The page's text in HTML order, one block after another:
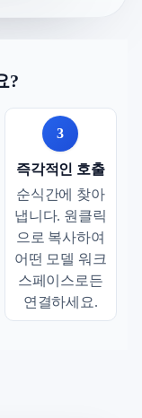
?
3
즉각적인 호출
순식간에 찾아
냅니다. 원클릭
으로 복사하여
어떤 모델 워크
스페이스로든
연결하세요.